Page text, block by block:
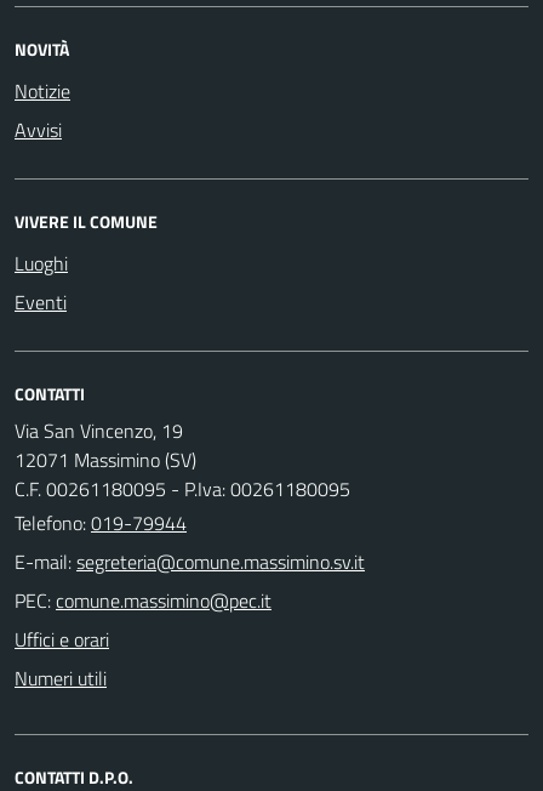
NOVITÀ
Notizie
Avvisi
VIVERE IL COMUNE
Luoghi
Eventi
CONTATTI
Via San Vincenzo, 19
12071 Massimino (SV)
C.F. 00261180095 - P.Iva: 00261180095
Telefono:019-79944
E-mail:
PEC:
Uffici e orari
Numeri utili
CONTATTI D.P.O.